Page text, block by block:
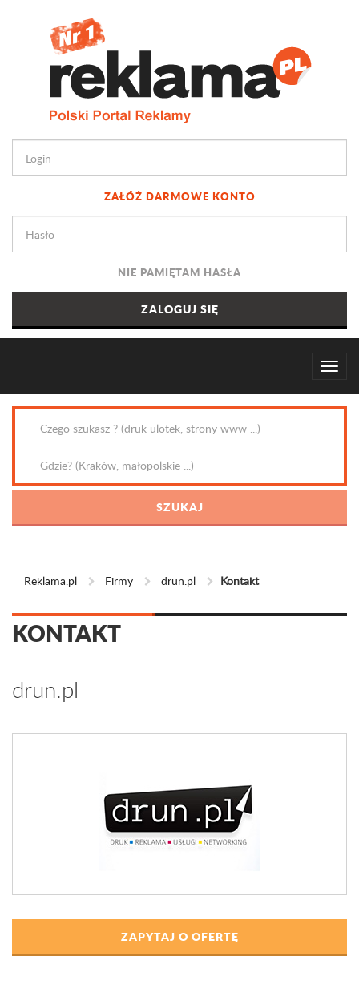
ZAŁÓŻ DARMOWE KONTO
NIE PAMIĘTAM HASŁA
Reklama.pl Firmy drun.pl Kontakt
KONTAKT
drun.pl
ZAPYTAJ O OFERTĘ